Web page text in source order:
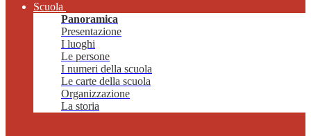
Scuola
Panoramica
Presentazione
I luoghi
Le persone
I numeri della scuola
Le carte della scuola
Organizzazione
La storia